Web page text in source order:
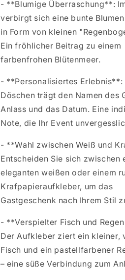
- **Blumige Überraschung**:
verbirgt sich eine bunte
in Form von kleinen
Ein fröhlicher Beitrag zu einem
farbenfrohen Blütenmeer.
- **Personalisiertes Erlebnis**:
Döschen trägt den Namen des
Anlass und das Datum. Eine
Note, die Ihr Event
- **Wahl zwischen Weiß und
Entscheiden Sie sich zwischen
eleganten weißen oder einem
Krafpapieraufkleber, um das
Gastgeschenk nach Ihrem Stil
- **Verspielter Fisch und
Der Aufkleber ziert ein kleiner,
Fisch und ein pastellfarbener
– eine süße Verbindung zum